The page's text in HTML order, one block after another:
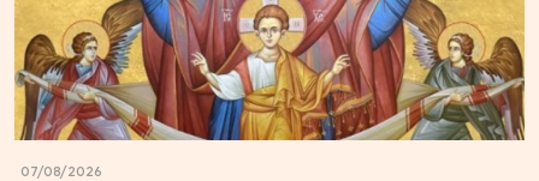
07/08/2026